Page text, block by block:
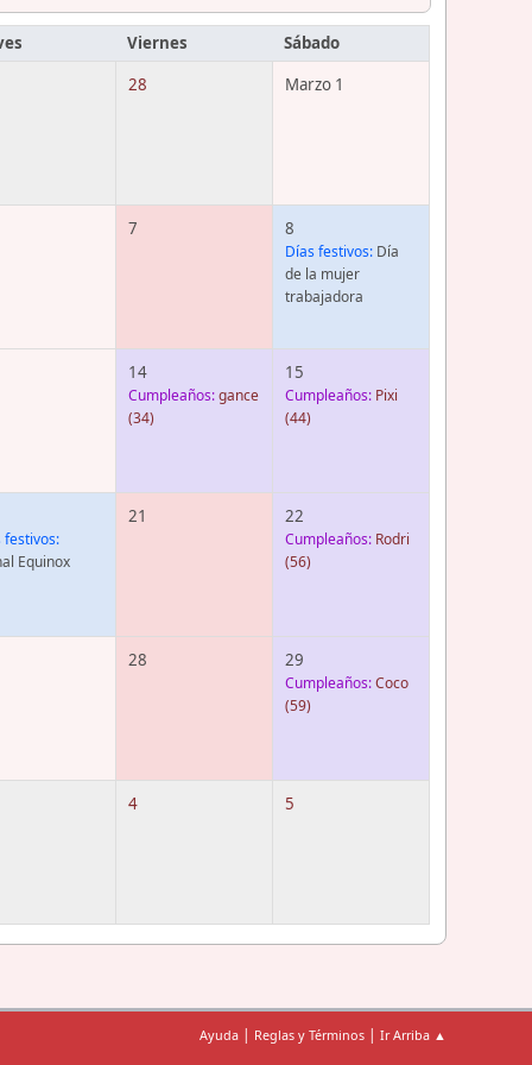
Viernes
Sábado
28
Marzo 1
7 8
Días festivos: Día
de la mujer
trabajadora
14
Cumpleaños:gance
(34)
15
Cumpleaños: Pixi
(44)
festivos:
Equinox
21 22
Cumpleaños: Rodri
(56)
28 29
Cumpleaños:Coco
(59)
4 5
Ayuda | Reglas y Términos | Ir Arriba ▲